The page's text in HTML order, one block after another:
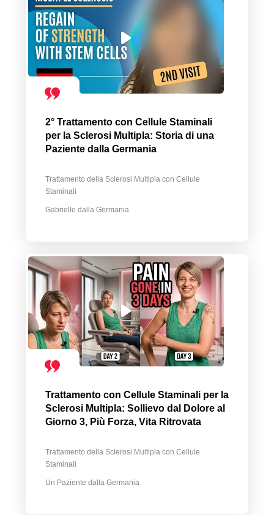
2° Trattamento con Cellule Staminali
per la Sclerosi Multipla: Storia di una
Paziente dalla Germania
Trattamento della Sclerosi Multipla con Cellule
Staminali
Gabrielle dalla Germania
Trattamento con Cellule Staminali per la
Sclerosi Multipla: Sollievo dal Dolore al
Giorno 3, Più Forza, Vita Ritrovata
Trattamento della Sclerosi Multipla con Cellule
Staminali
Un Paziente dalla Germania